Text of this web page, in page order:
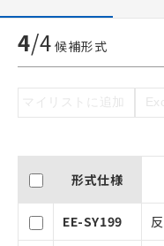
4/4 候補形式
マイリストに追加
形式仕様
EE-SY199
ご利用条
以下の条件をお
ご利用ください
商品の当
抜)を提供
本サービ
ことをご